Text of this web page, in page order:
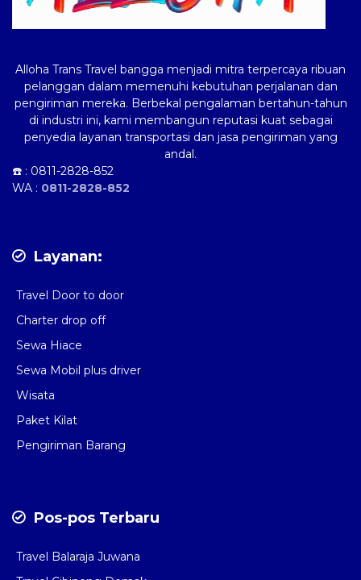
Alloha Trans Travel bangga menjadi mitra terpercaya ribuan
pelanggan dalam memenuhi kebutuhan perjalanan dan
pengiriman mereka. Berbekal pengalaman bertahun-tahun
di industri ini, kami membangun reputasi kuat sebagai
penyedia layanan transportasi dan jasa pengiriman yang
andal.
☎️ : 0811-2828-852
WA : 0811-2828-852
Layanan:
Travel Door to door
Charter drop off
Sewa Hiace
Sewa Mobil plus driver
Wisata
Paket Kilat
Pengiriman Barang
Pos-pos Terbaru
Travel Balaraja Juwana